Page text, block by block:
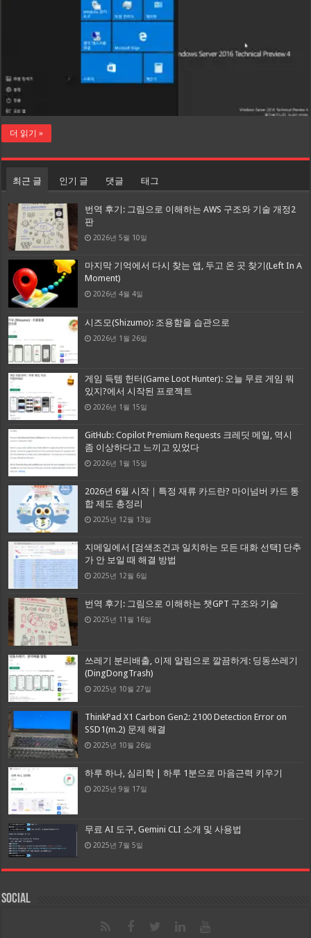
더 읽기 »
최근 글 인기 글 댓글 태그
번역 후기: 그림으로 이해하는 AWS 구조와 기술 개정2
판
2026년 5월 10일
마지막 기억에서 다시 찾는 앱, 두고 온 곳 찾기(Left In A
Moment)
2026년 4월 4일
시즈모(Shizumo): 조용함을 습관으로
2026년 1월 26일
게임 득템 헌터(Game Loot Hunter): 오늘 무료 게임 뭐
있지?에서 시작된 프로젝트
2026년 1월 15일
GitHub: Copilot Premium Requests 크레딧 메일, 역시
좀 이상하다고 느끼고 있었다
2026년 1월 15일
2026년 6월 시작｜특정 재류 카드란? 마이넘버 카드 통
합 제도 총정리
2025년 12월 13일
지메일에서 [검색조건과 일치하는 모든 대화 선택] 단추
가 안 보일 때 해결 방법
2025년 12월 6일
번역 후기: 그림으로 이해하는 챗GPT 구조와 기술
2025년 11월 16일
쓰레기 분리배출, 이제 알림으로 깔끔하게: 딩동쓰레기
(DingDongTrash)
2025년 10월 27일
ThinkPad X1 Carbon Gen2: 2100 Detection Error on
SSD1(m.2) 문제 해결
2025년 10월 26일
하루 하나, 심리학 | 하루 1분으로 마음근력 키우기
2025년 9월 17일
무료 AI 도구, Gemini CLI 소개 및 사용법
2025년 7월 5일
Social